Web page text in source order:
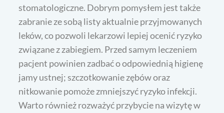
stomatologiczne. Dobrym pomysłem jest także
zabranie ze sobą listy aktualnie przyjmowanych
leków, co pozwoli lekarzowi lepiej ocenić ryzyko
związane z zabiegiem. Przed samym leczeniem
pacjent powinien zadbać o odpowiednią higienę
jamy ustnej; szczotkowanie zębów oraz
nitkowanie pomoże zmniejszyć ryzyko infekcji.
Warto również rozważyć przybycie na wizytę w